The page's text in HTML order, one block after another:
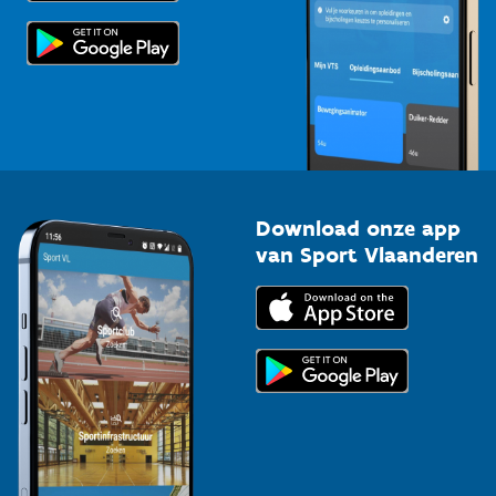
Topsporters
Download onze app
van Sport Vlaanderen